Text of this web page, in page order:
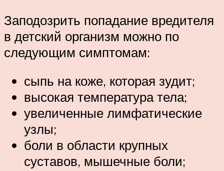
Заподозрить попадание вредителя
в детский организм можно по
следующим симптомам:
сыпь на коже, которая зудит;
высокая температура тела;
увеличенные лимфатические
узлы;
боли в области крупных
суставов, мышечные боли;